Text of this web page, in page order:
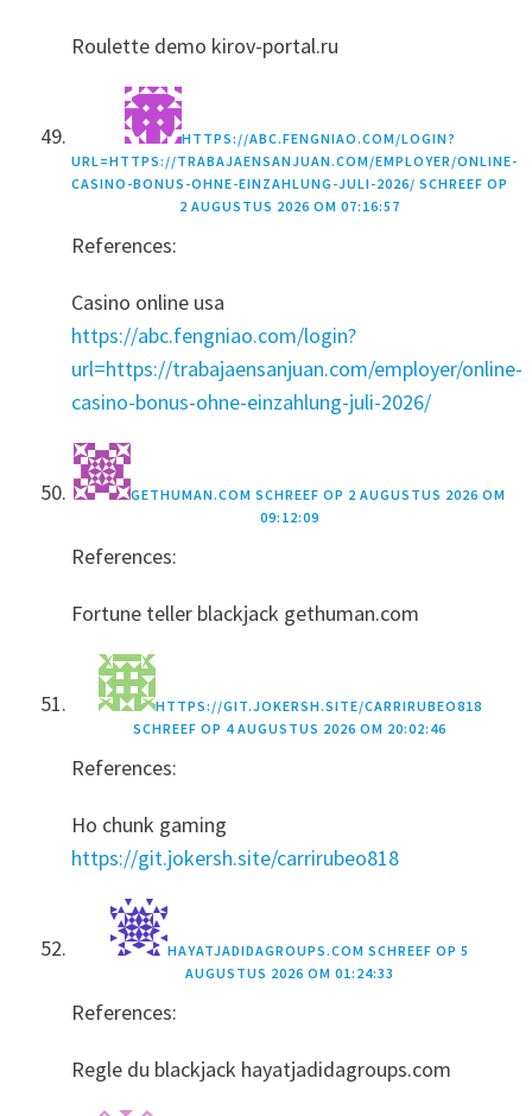
Roulette demo kirov-portal.ru
HTTPS://ABC.FENGNIAO.COM/LOGIN?
URL=HTTPS://TRABAJAENSANJUAN.COM/EMPLOYER/ONLINE-
CASINO-BONUS-OHNE-EINZAHLUNG-JULI-2026/ SCHREEF OP
2 AUGUSTUS 2026 OM 07:16:57
References:
Casino online usa
https://abc.fengniao.com/login?
url=https://trabajaensanjuan.com/employer/online-
casino-bonus-ohne-einzahlung-juli-2026/
GETHUMAN.COM SCHREEF OP 2 AUGUSTUS 2026 OM
09:12:09
References:
Fortune teller blackjack gethuman.com
HTTPS://GIT.JOKERSH.SITE/CARRIRUBEO818
SCHREEF OP 4 AUGUSTUS 2026 OM 20:02:46
References:
Ho chunk gaming
https://git.jokersh.site/carrirubeo818
HAYATJADIDAGROUPS.COM SCHREEF OP 5
AUGUSTUS 2026 OM 01:24:33
References:
Regle du blackjack hayatjadidagroups.com